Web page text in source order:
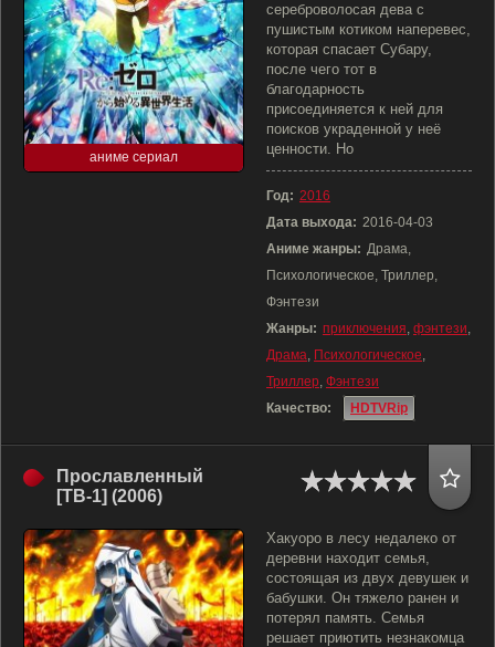
аниме сериал
сереброволосая дева с
пушистым котиком наперевес,
которая спасает Субару,
после чего тот в
благодарность
присоединяется к ней для
поисков украденной у неё
ценности. Но
Год: 2016
Дата выхода: 2016-04-03
Аниме жанры: Драма,
Психологическое, Триллер,
Фэнтези
Жанры: приключения, фэнтези,
Драма, Психологическое,
Триллер, Фэнтези
Качество:
HDTVRip
Прославленный
[ТВ-1] (2006)
Хакуоро в лесу недалеко от
деревни находит семья,
состоящая из двух девушек и
бабушки. Он тяжело ранен и
потерял память. Семья
решает приютить незнакомца